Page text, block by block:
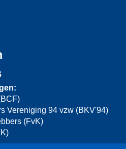
Vereniging 94 vzw (BKV'94)
(FvK)